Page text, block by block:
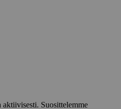
Suosittelemme